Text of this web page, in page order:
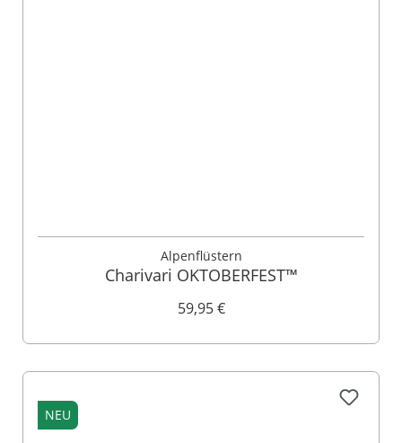
Alpenflüstern
Charivari OKTOBERFEST™
59,95 €
NEU